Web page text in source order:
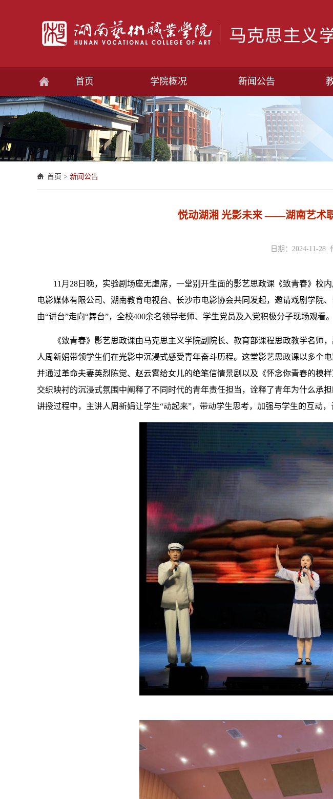
首页 学院概况 新闻公告
首页 > 新闻公告
悦动湖湘 光影未来 ——湖南艺术
日期：2024-11-28
11 月28日晚， 实验剧场座无虚席，一堂别开生面的影艺思政课 《致青春》校
电影媒体有限公司、湖南教育电视台、长沙市电影协会共同发起，邀请戏剧学院
由“讲台”走向“舞台”，全校400余名领导老师、学生党员及入党积极分子现场观看。
《致青春》 影艺思政课由马克思主义学院副院长、教育部课程思政教学名师，
人周新娟带领学生们在光影中沉浸式感受青年奋斗历程。这堂影艺思政课以多个
并通过革命夫妻英烈陈觉、赵云霄给女儿的绝笔信情景剧以及 《怀念你青春的模样
交织映衬的沉浸式氛围中阐释了不同时代的青年责任担当，诠释了青年为什么承
讲授过程中，主讲人周新娟让学生“动起来”，带动学生思考，加强与学生的互动